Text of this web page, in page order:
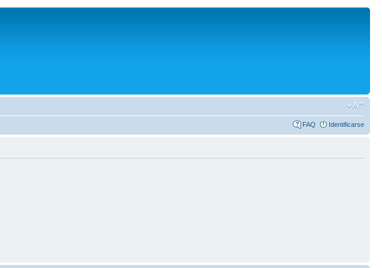
FAQ Identificarse